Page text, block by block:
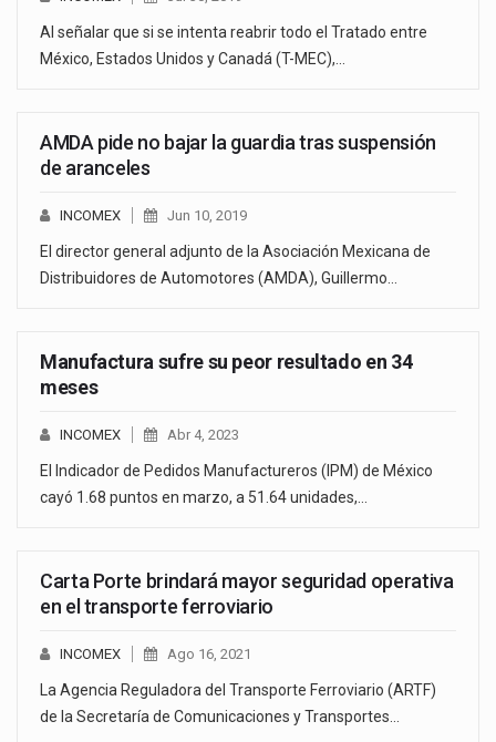
Al señalar que si se intenta reabrir todo el Tratado entre
México, Estados Unidos y Canadá (T-MEC),…
AMDA pide no bajar la guardia tras suspensión
de aranceles
INCOMEX Jun 10, 2019
El director general adjunto de la Asociación Mexicana de
Distribuidores de Automotores (AMDA), Guillermo…
Manufactura sufre su peor resultado en 34
meses
INCOMEX Abr 4, 2023
El Indicador de Pedidos Manufactureros (IPM) de México
cayó 1.68 puntos en marzo, a 51.64 unidades,…
Carta Porte brindará mayor seguridad operativa
en el transporte ferroviario
INCOMEX Ago 16, 2021
La Agencia Reguladora del Transporte Ferroviario (ARTF)
de la Secretaría de Comunicaciones y Transportes…